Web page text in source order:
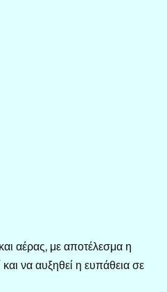
αέρας, με αποτέλεσμα η
να αυξηθεί η ευπάθεια σε